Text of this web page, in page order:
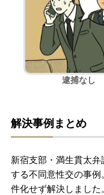
接見・面会
刑事事件を示
弁護士紹介
弁護士費用
逮捕なし
解決事例まとめ
新宿支部・満生貫太
する不同意性交の事
件化せず解決しました